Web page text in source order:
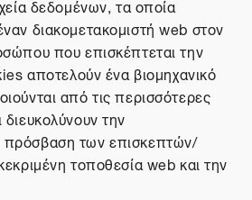
δεδομένων, τα οποία
διακομετακομιστή web στον
που επισκέπτεται την
αποτελούν ένα βιομηχανικό
από τις περισσότερες
την
των επισκεπτών/
τοποθεσία web και την